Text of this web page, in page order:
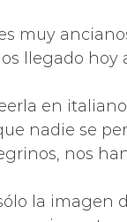
muy
llegado hoy
en
nadie se
nos
la imagen